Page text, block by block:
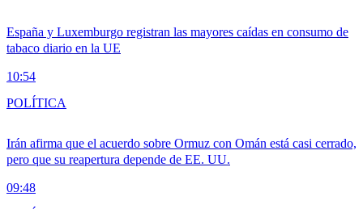
España y Luxemburgo registran las mayores caídas en consumo de
tabaco diario en la UE
10:54
Irán afirma que el acuerdo sobre Ormuz con Omán está casi cerrado,
pero que su reapertura depende de EE. UU.
09:48
POLÍTICA